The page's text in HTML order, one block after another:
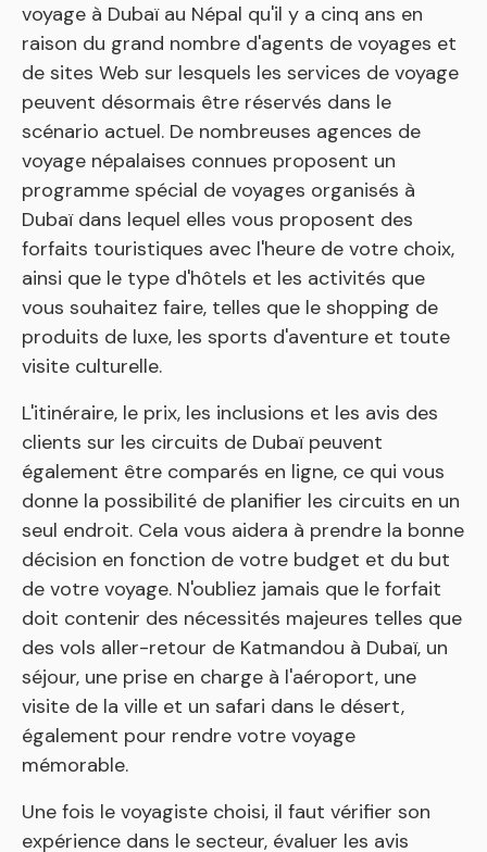
voyage à Dubaï au Népal qu'il y a cinq ans en
raison du grand nombre d'agents de voyages et
de sites Web sur lesquels les services de voyage
peuvent désormais être réservés dans le
scénario actuel. De nombreuses agences de
voyage népalaises connues proposent un
programme spécial de voyages organisés à
Dubaï dans lequel elles vous proposent des
forfaits touristiques avec l'heure de votre choix,
ainsi que le type d'hôtels et les activités que
vous souhaitez faire, telles que le shopping de
produits de luxe, les sports d'aventure et toute
visite culturelle.
L'itinéraire, le prix, les inclusions et les avis des
clients sur les circuits de Dubaï peuvent
également être comparés en ligne, ce qui vous
donne la possibilité de planifier les circuits en un
seul endroit. Cela vous aidera à prendre la bonne
décision en fonction de votre budget et du but
de votre voyage. N'oubliez jamais que le forfait
doit contenir des nécessités majeures telles que
des vols aller-retour de Katmandou à Dubaï, un
séjour, une prise en charge à l'aéroport, une
visite de la ville et un safari dans le désert,
également pour rendre votre voyage
mémorable.
Une fois le voyagiste choisi, il faut vérifier son
expérience dans le secteur, évaluer les avis